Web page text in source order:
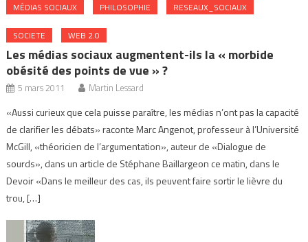
MÉDIAS SOCIAUX PHILOSOPHIE RESEAUX_SOCIAUX
SOCIETE WEB 2.0
Les médias sociaux augmentent-ils la « morbide
obésité des points de vue » ?
5 mars 2011 Martin Lessard
«Aussi curieux que cela puisse paraître, les médias n’ont pas la capacité
de clarifier les débats» raconte Marc Angenot, professeur à l’Université
McGill, «théoricien de l’argumentation», auteur de «Dialogue de
sourds», dans un article de Stéphane Baillargeon ce matin, dans le
Devoir «Dans le meilleur des cas, ils peuvent faire sortir le lièvre du
trou, […]